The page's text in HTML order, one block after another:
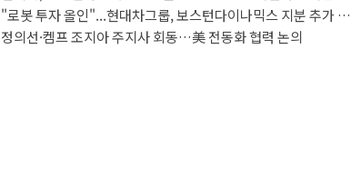
가속
"로봇 투자 올인"...현대차그룹, 보스턴다이나믹스 지분 추가 인
수
정의선·켐프 조지아 주지사 회동…美 전동화 협력 논의